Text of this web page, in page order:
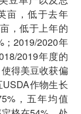
亩，低于去年
，低于上年的
2019/2020年
2019年度的
得美豆收获偏
作物生长
，五年均值